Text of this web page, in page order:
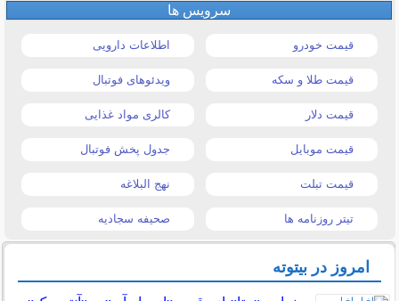
سرویس ها
قیمت خودرو اطلاعات دارویی
قیمت طلا و سکه ویدئوهای فوتبال
قیمت دلار کالری مواد غذایی
قیمت موبایل جدول پخش فوتبال
قیمت تبلت نهج البلاغه
تیتر روزنامه ها صحیفه سجادیه
امروز در بیتوته